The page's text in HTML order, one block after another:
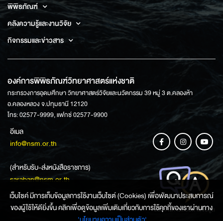
พิพิธภัณฑ์
คลังความรู้และงานวิจัย
กิจกรรมและข่าวสาร
องค์การพิพิธภัณฑ์วิทยาศาสตร์แห่งชาติ
กระทรวงการอุดมศึกษา วิทยาศาสตร์วิจัยและนวัตกรรม 39 หมู่ 3 ต.คลองห้า
อ.คลองหลวง จ.ปทุมธานี 12120
โทร: 02577-9999, แฟกซ์ 02577-9900
อีเมล
info@nsm.or.th
(สำหรับรับ-ส่งหนังสือราชการ)
saraban@nsm.or.th
ช่องทางการสอบถามข้อมูล
เว็บไซค์ มีการเก็บข้อมูลการใช้งานเว็บไซต์ (Cookies) เพื่อพัฒนาประสบการณ์
ของผู้ใช้ให้ดียิ่งขึ้น คลิกเพื่อดูข้อมูลเพิ่มเติมเกี่ยวกับการใช้คุกกี้ของเราผ่านทาง